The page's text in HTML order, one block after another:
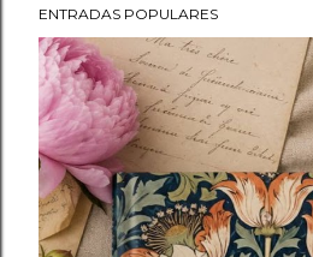
ENTRADAS POPULARES